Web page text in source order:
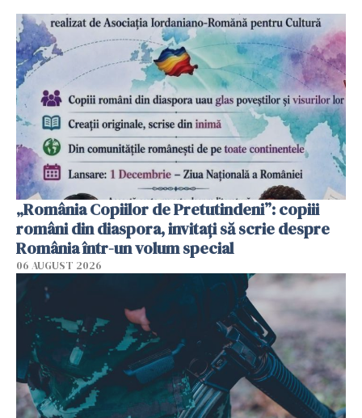
„România Copiilor de Pretutindeni”: copiii
români din diaspora, invitați să scrie despre
România într-un volum special
06 AUGUST 2026